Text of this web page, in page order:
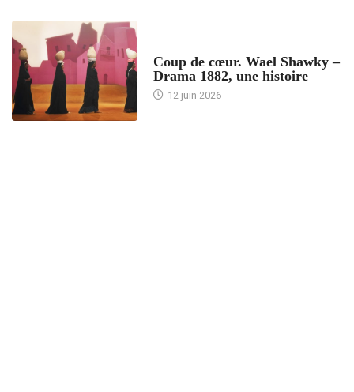
Coup de cœur. Wael Shawky –
Drama 1882, une histoire
12 juin 2026